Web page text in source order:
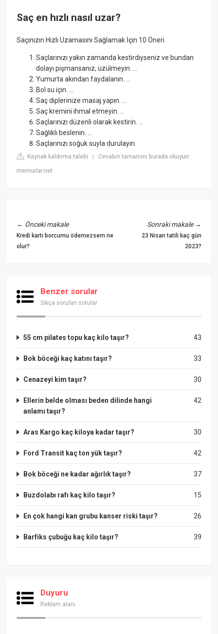
Saç en hızlı nasıl uzar?
Saçınızın Hızlı Uzamasını Sağlamak İçin 10 Öneri
Saçlarınızı yakın zamanda kestirdiyseniz ve bundan
dolayı pişmansanız, üzülmeyin. ...
Yumurta akından faydalanın. ...
Bol su için. ...
Saç diplerinize masaj yapın. ...
Saç kremini ihmal etmeyin. ...
Saçlarınızı düzenli olarak kestirin. ...
Sağlıklı beslenin. ...
Saçlarınızı soğuk suyla durulayın.
Kaynak kaldırma talebi |Cevabın tamamını burada okuyun:
memurlar.net
← Önceki makale
Kredi kartı borcumu ödemezsem ne
olur?
Sonraki makale→
23 Nisan tatili kaç gün
2023?
Benzer sorular
Sıkça sorulan sorular
43
55 cm pilates topu kaç kilo taşır?
33
Bok böceği kaç katını taşır?
30
Cenazeyi kim taşır?
42
Ellerin belde olması beden dilinde hangi
anlamı taşır?
30
Aras Kargo kaç kiloya kadar taşır?
42
Ford Transit kaç ton yük taşır?
37
Bok böceği ne kadar ağırlık taşır?
15
Buzdolabı rafı kaç kilo taşır?
26
En çok hangi kan grubu kanser riski taşır?
39
Barfiks çubuğu kaç kilo taşır?
Duyuru
Reklam alanı